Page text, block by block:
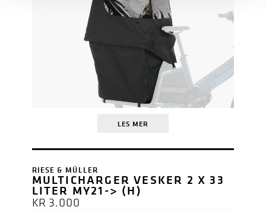
LES MER
RIESE & MÜLLER
MULTICHARGER VESKER 2 X 33
LITER MY21-> (H)
KR 3.000